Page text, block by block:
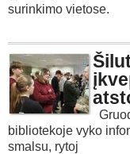
surinkimo vietose.
bibliotekoje vyko
smalsu, rytoj